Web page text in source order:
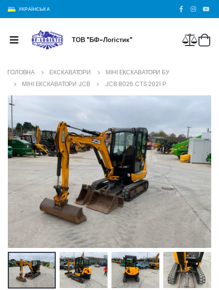
УКРАЇНСЬКА
ТОВ "БФ-Логістик"
ГОЛОВНА ЕКСКАВАТОРИ
МІНІ ЕКСКАВАТОРИ БУ
МІНІ ЕКСКАВАТОРИ JCB
JCB 8026 CTS 2021 Р.